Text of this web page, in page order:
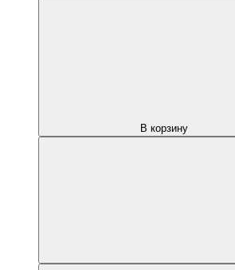
В корзину